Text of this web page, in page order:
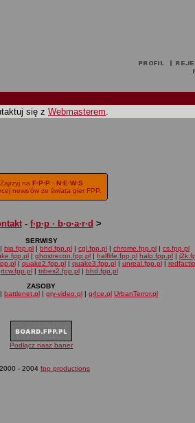
się z Webmasterem.
Zajrzyj na F·P·P · N·E·W·S
news'ów ze świata gier FPP.
- f·p·p · b·o·a·r·d >
SERWISY
| bia.fpp.pl | bhd.fpp.pl | cgl.fpp.pl | chrome.fpp.pl | cs.fpp.pl
| ghostrecon.fpp.pl | halflife.fpp.pl halo.fpp.pl |
| quake2.fpp.pl| quake3.fpp.pl| unreal.fpp.pl|
rtcw.fpp.pl| tribes2.fpp.pl| bhd.fpp.pl
ZASOBY
| battlenet.pl | gry-video.pl | g4ce.pl UrbanTerror.pl
Podłącz nasz baner
- 2004 fpp productions